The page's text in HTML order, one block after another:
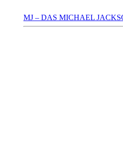
MJ – DAS MICHAEL